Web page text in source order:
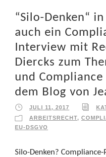
“Silo-Denken“
auch ein
Interview mit
Diercks zum
und
dem Blog von
JULI 11, 2017
ARBEITSRECHT,
EU-DSGVO
Silo-Denken?